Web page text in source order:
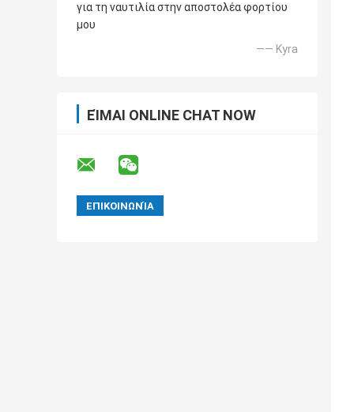
για τη ναυτιλία στην αποστολέα φορτίου
μου
—— Kyra
ΕΊΜΑΙ ONLINE CHAT NOW